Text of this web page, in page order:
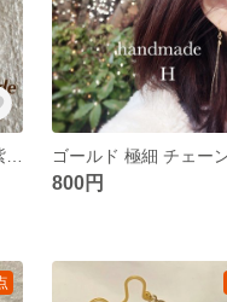
大人気！葡萄ピアス＊新色 紫 マットカラー オーロラ
800円